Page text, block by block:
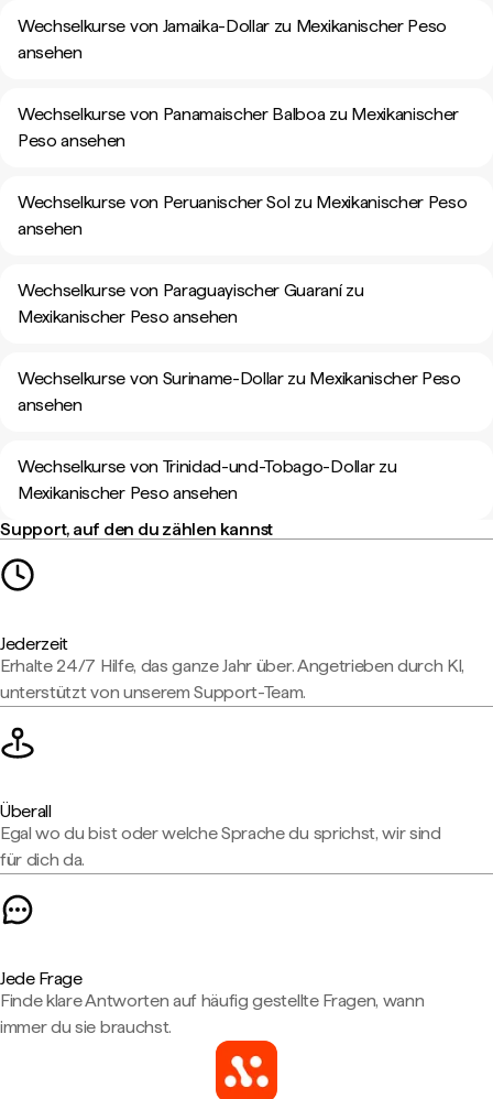
Wechselkurse von Jamaika-Dollar zu Mexikanischer Peso
ansehen
Wechselkurse von Panamaischer Balboa zu Mexikanischer
Peso ansehen
Wechselkurse von Peruanischer Sol zu Mexikanischer Peso
ansehen
Wechselkurse von Paraguayischer Guaraní zu
Mexikanischer Peso ansehen
Wechselkurse von Suriname-Dollar zu Mexikanischer Peso
ansehen
Wechselkurse von Trinidad-und-Tobago-Dollar zu
Mexikanischer Peso ansehen
Support, auf den du zählen kannst
Jederzeit
Erhalte 24/7 Hilfe, das ganze Jahr über. Angetrieben durch KI,
unterstützt von unserem Support-Team.
Überall
Egal wo du bist oder welche Sprache du sprichst, wir sind
für dich da.
Jede Frage
Finde klare Antworten auf häufig gestellte Fragen, wann
immer du sie brauchst.